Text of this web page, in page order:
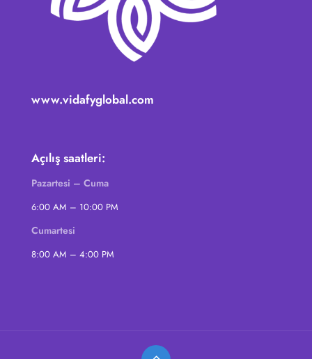
www.vidafyglobal.com
Açılış saatleri:
Pazartesi – Cuma
6:00 AM – 10:00 PM
Cumartesi
8:00 AM – 4:00 PM